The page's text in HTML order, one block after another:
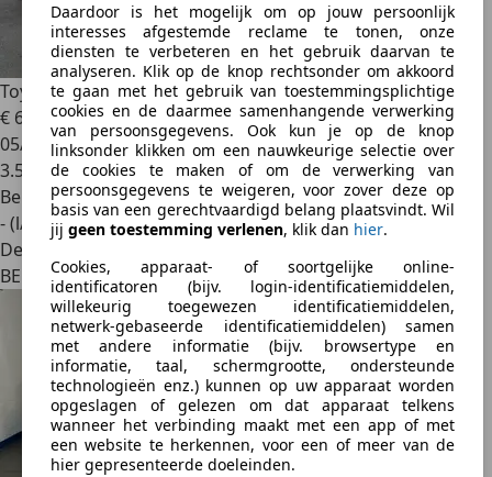
Daardoor is het mogelijk om op jouw persoonlijk
interesses afgestemde reclame te tonen, onze
diensten te verbeteren en het gebruik daarvan te
analyseren. Klik op de knop rechtsonder om akkoord
te gaan met het gebruik van toestemmingsplichtige
cookies en de daarmee samenhangende verwerking
van persoonsgegevens. Ook kun je op de knop
linksonder klikken om een nauwkeurige selectie over
de cookies te maken of om de verwerking van
persoonsgegevens te weigeren, voor zover deze op
basis van een gerechtvaardigd belang plaatsvindt. Wil
jij geen toestemming verlenen, klik dan hier.
Cookies, apparaat- of soortgelijke online-
identificatoren (bijv. login-identificatiemiddelen,
willekeurig toegewezen identificatiemiddelen,
netwerk-gebaseerde identificatiemiddelen) samen
met andere informatie (bijv. browsertype en
informatie, taal, schermgrootte, ondersteunde
technologieën enz.) kunnen op uw apparaat worden
opgeslagen of gelezen om dat apparaat telkens
wanneer het verbinding maakt met een app of met
een website te herkennen, voor een of meer van de
hier gepresenteerde doeleinden.
Toyota Supra 3.0 I6 Turbo Light Weight
€ 69.9901
05/2025
3.500 km
Benzine
- (l/100 km)
Dealer
BE 1200